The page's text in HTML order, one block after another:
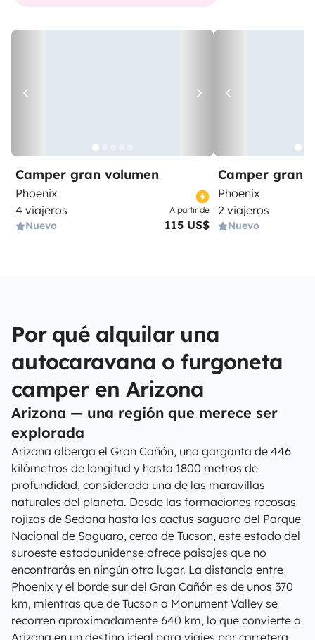
Camper gran volumen
Phoenix
4 viajeros
Nuevo
A partir de
115 US$
Camper gran
Phoenix
2 viajeros
Nuevo
Por qué alquilar una
autocaravana o furgoneta
camper en Arizona
Arizona — una región que merece ser
explorada
Arizona alberga el Gran Cañón, una garganta de 446
kilómetros de longitud y hasta 1800 metros de
profundidad, considerada una de las maravillas
naturales del planeta. Desde las formaciones rocosas
rojizas de Sedona hasta los cactus saguaro del Parque
Nacional de Saguaro, cerca de Tucson, este estado del
suroeste estadounidense ofrece paisajes que no
encontrarás en ningún otro lugar. La distancia entre
Phoenix y el borde sur del Gran Cañón es de unos 370
km, mientras que de Tucson a Monument Valley se
recorren aproximadamente 640 km, lo que convierte a
Arizona en un destino ideal para viajes por carretera.